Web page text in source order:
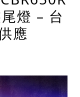
燈 – 台
應